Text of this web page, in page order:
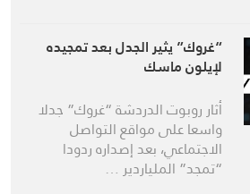
“غروك” يثير الجدل بعد تمجيده
لإيلون ماسك
أثار روبوت الدردشة “غروك” جدلا
واسعا على مواقع التواصل
الاجتماعي، بعد إصداره ردودا
“تمجد” الملياردير …